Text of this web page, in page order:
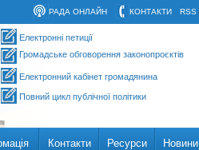
RSS
КОНТАКТИ
РАДА ОНЛАЙН
Електронні петиції
Громадське обговорення законопроєктів
Електронний кабінет громадянина
Повний цикл публічної політики
Контакти Ресурси Новини